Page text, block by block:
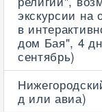
экскурсии на
в
дом Бая", 4
сентябрь)
д или авиа)